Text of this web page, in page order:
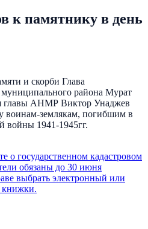
к памятнику в день
и скорби Глава
района Мурат
главы АНМР Виктор Унаджев
воинам-землякам, погибшим в
войны 1941-1945гг.
о государственном кадастровом
обязаны до 30 июня
выбрать электронный или
книжки.